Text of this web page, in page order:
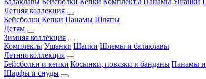
Балаклавы Бейсболки Кепки Комплекты Панамы Ушанки
Летняя коллекция
Бейсболки Кепки Панамы Шляпы
Детям
Зимняя коллекция
Комплекты Ушанки Шапки Шлемы и балаклавы
Летняя коллекция
Бейсболки и кепки Косынки, повязки и банданы Панамы
Шарфы и снуды